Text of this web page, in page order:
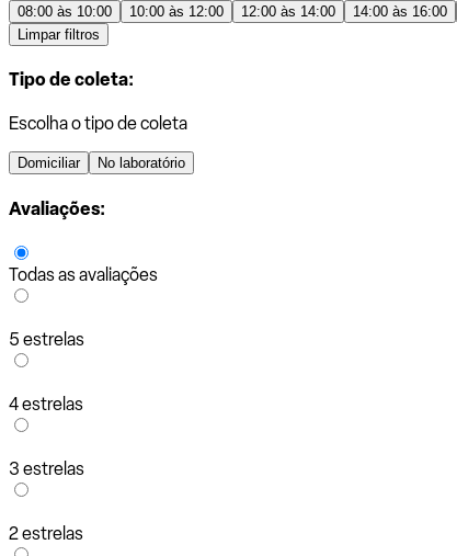
08:00 às 10:00 10:00 às 12:00 12:00 às 14:00 14:00 às 16:00
Limpar filtros
Tipo de coleta:
Escolha o tipo de coleta
Domiciliar No laboratório
Avaliações:
Todas as avaliações
5 estrelas
4 estrelas
3 estrelas
2 estrelas